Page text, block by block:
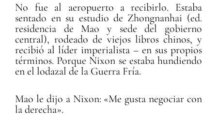
No fue al aeropuerto a recibirlo. Estaba
sentado en su estudio de Zhongnanhai (ed.
residencia de Mao y sede del gobierno
central), rodeado de viejos libros chinos, y
recibió al líder imperialista – en sus propios
términos. Porque Nixon se estaba hundiendo
en el lodazal de la Guerra Fría.
Mao le dijo a Nixon: «Me gusta negociar con
la derecha».